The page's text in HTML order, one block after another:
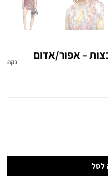
– אפור/אדום נקה
לסל